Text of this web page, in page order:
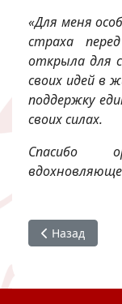
«Для меня
страха
открыла для
своих идей в
поддержку
своих силах.
Спасибо
Предыдущий:
Назад